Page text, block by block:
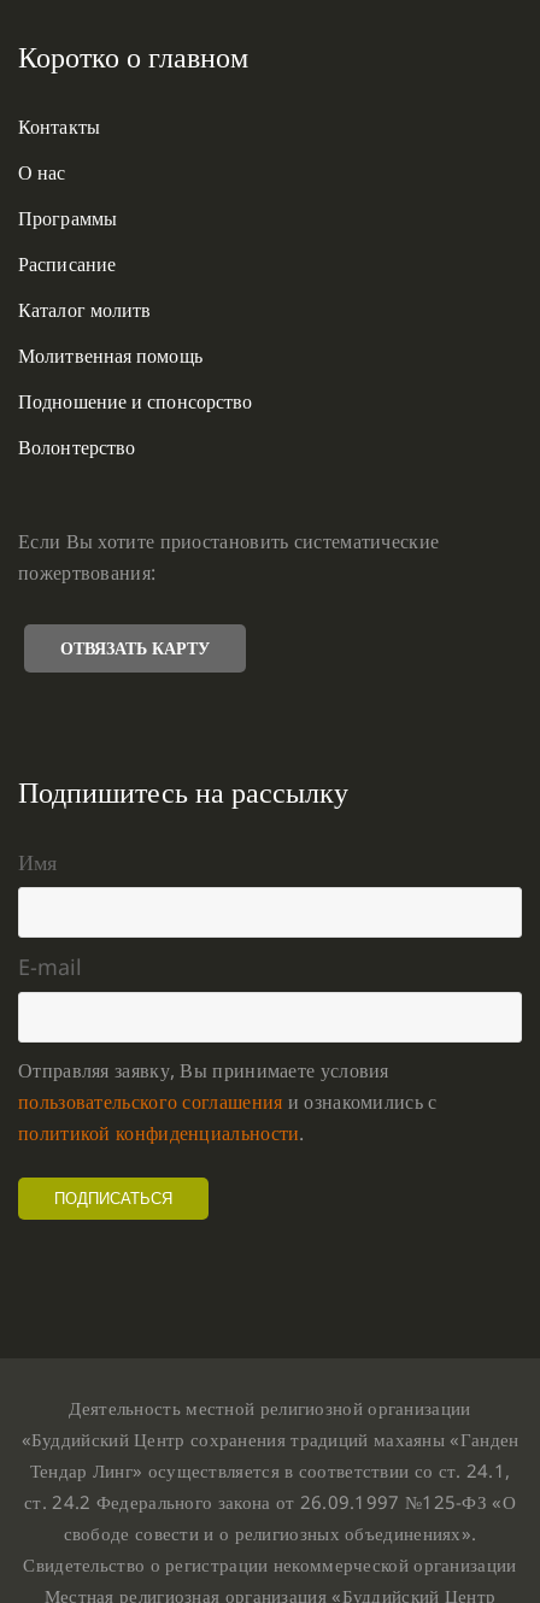
Коротко о главном
Контакты
О нас
Программы
Расписание
Каталог молитв
Молитвенная помощь
Подношение и спонсорство
Волонтерство
Если Вы хотите приостановить систематические
пожертвования:
ОТВЯЗАТЬ КАРТУ
Подпишитесь на рассылку
Имя
E-mail
Отправляя заявку, Вы принимаете условия
пользовательского соглашения и ознакомились с
политикой конфиденциальности.
Деятельность местной религиозной организации
«Буддийский Центр сохранения традиций махаяны «Ганден
Тендар Линг» осуществляется в соответствии со ст. 24.1,
ст. 24.2 Федерального закона от 26.09.1997 №125-ФЗ «О
свободе совести и о религиозных объединениях».
Свидетельство о регистрации некоммерческой организации
Местная религиозная организация «Буддийский Центр